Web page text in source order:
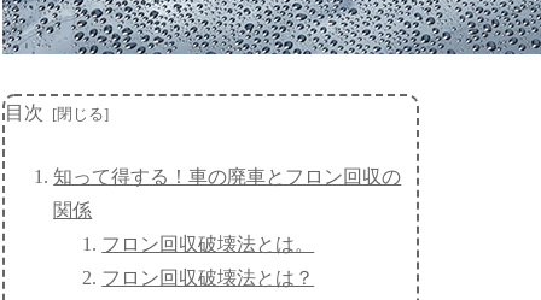
目次
知って得する！車の廃車とフロン回収の
関係
フロン回収破壊法とは。
フロン回収破壊法とは？